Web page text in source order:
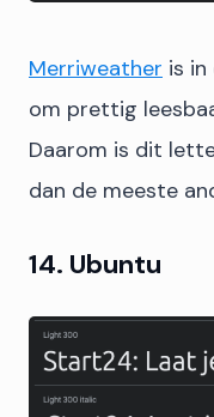
Merriweather is
om prettig
Daarom is dit
dan de meeste
14. Ubuntu